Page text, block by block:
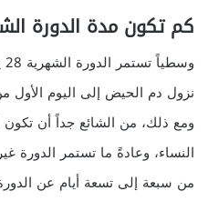
كم تكون مدة الدورة
نزول دم الحيض إلى اليوم الأول
ومع ذلك، من الشائع جداً أن
النساء، وعادةً ما تستمر الدورة
من سبعة إلى تسعة أيام عن